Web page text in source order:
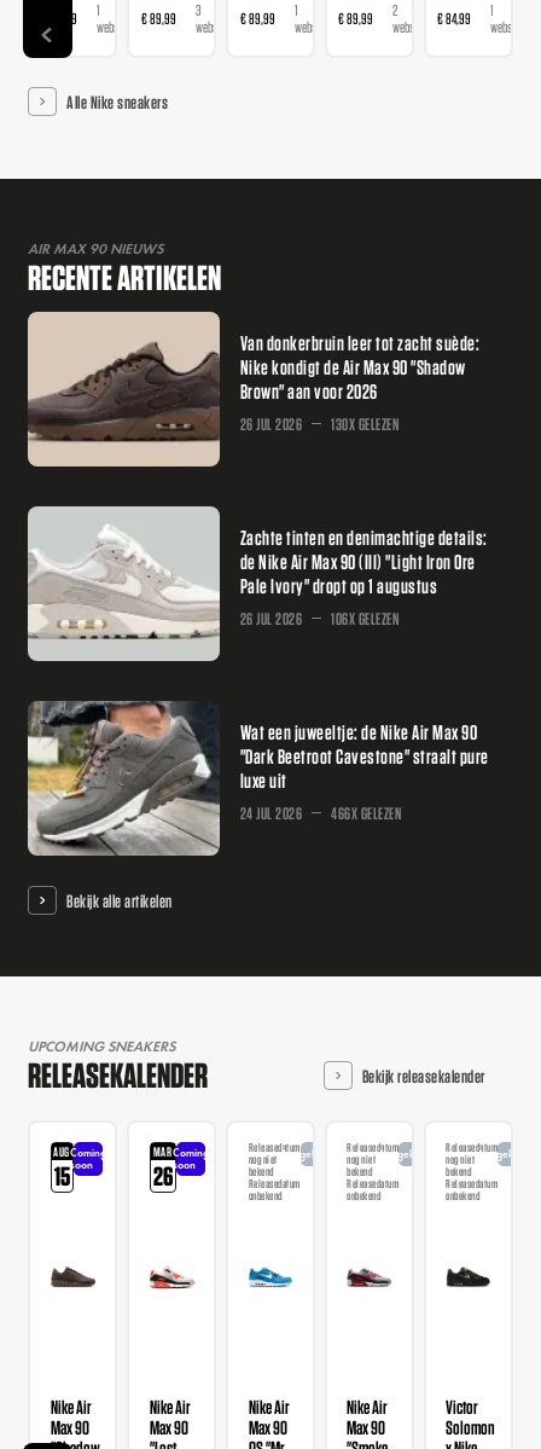
€ 89,99
1
webshop
€ 89,99
3
webshops
€ 89,99
1
webshop
€ 89,99
2
webshops
€ 84,99
1
webshop
Alle Nike sneakers
AIR MAX 90 NIEUWS
RECENTE ARTIKELEN
Van donkerbruin leer tot zacht suède:
Nike kondigt de Air Max 90 "Shadow
Brown" aan voor 2026
26 JUL 2026 130X GELEZEN
Zachte tinten en denimachtige details:
de Nike Air Max 90 (III) "Light Iron Ore
Pale Ivory" dropt op 1 augustus
26 JUL 2026 106X GELEZEN
Wat een juweeltje: de Nike Air Max 90
"Dark Beetroot Cavestone" straalt pure
luxe uit
24 JUL 2026 466X GELEZEN
Bekijk alle artikelen
UPCOMING SNEAKERS
RELEASEKALENDER Bekijk releasekalender
AUG
15
Coming
soon
Nike Air
Max 90
MAR
26
Coming
soon
Nike Air
Max 90
Releasedatum
nog niet
bekend
Releasedatum
onbekend
Aangekondigd
Nike Air
Max 90
Releasedatum
nog niet
bekend
Releasedatum
onbekend
Aangekondigd
Nike Air
Max 90
Releasedatum
nog niet
bekend
Releasedatum
onbekend
Victor
Solomon